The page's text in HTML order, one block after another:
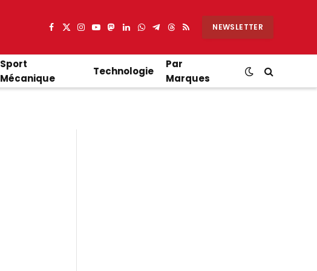
Facebook
X
Instagram
YouTube
Mastodon
LinkedIn
WhatsApp
Partager
Telegram
Threads
RSS NEWSLETTER
Sport
Mécanique
Technologie
Par
Marques